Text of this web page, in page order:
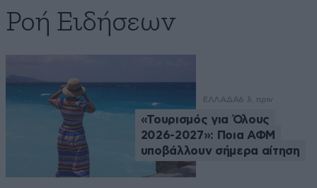
Ροή Ειδήσεων
ΕΛΛΑΔΑ6 λ. πριν
«Τουρισμός για Όλους
2026-2027»: Ποια ΑΦΜ
υποβάλλουν σήμερα αίτηση